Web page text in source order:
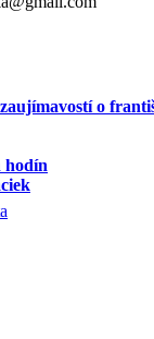
o
hodín